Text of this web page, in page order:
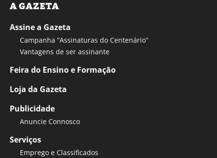
A GAZETA
Assine a Gazeta
Campanha “Assinaturas do Centenário”
Vantagens de ser assinante
Feira do Ensino e Formação
Loja da Gazeta
Publicidade
Anuncie Connosco
Serviços
Emprego e Classificados